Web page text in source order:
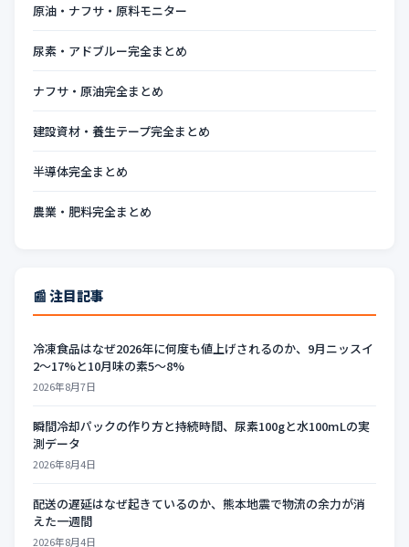
原油・ナフサ・原料モニター
尿素・アドブルー完全まとめ
ナフサ・原油完全まとめ
建設資材・養生テープ完全まとめ
半導体完全まとめ
農業・肥料完全まとめ
📰 注目記事
冷凍食品はなぜ2026年に何度も値上げされるのか、9月ニッスイ
2〜17%と10月味の素5〜8%
2026年8月7日
瞬間冷却パックの作り方と持続時間、尿素100gと水100mLの実
測データ
2026年8月4日
配送の遅延はなぜ起きているのか、熊本地震で物流の余力が消
えた一週間
2026年8月4日